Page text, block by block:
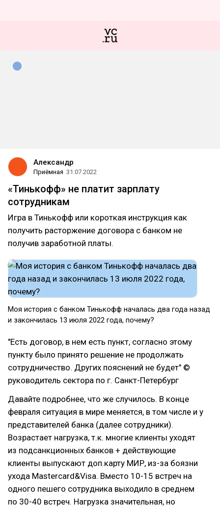
Александр
Приёмная 31.07.2022
«Тинькофф» не платит зарплату
сотрудникам
Игра в Тинькофф или короткая инструкция как
получить расторжение договора с банком не
получив заработной платы.
Моя история с банком Тинькофф началась два года назад
и закончилась 13 июля 2022 года, почему?
"Есть договор, в нем есть пункт, согласно этому
пункту было принято решение не продолжать
сотрудничество. Других пояснений не будет" ©
руководитель сектора по г. Санкт-Петербург
Давайте подробнее, что же случилось. В конце
февраля ситуация в мире меняется, в том числе и у
представителей банка (далее сотрудники).
Возрастает нагрузка, т.к. многие клиенты уходят
из подсанкционных банков + действующие
клиенты выпускают доп.карту МИР, из-за боязни
ухода Mastercard&Visa. Вместо 10-15 встреч на
одного пешего сотрудника выходило в среднем
по 30-40 встреч. Нагрузка значительная, но